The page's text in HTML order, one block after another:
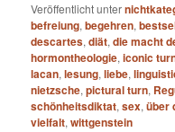
Veröffentlicht unter
befreiung,begehren,
descartes,diät,die macht
hormontheologie,iconic
lacan,lesung,liebe,
nietzsche,pictural turn,
schönheitsdiktat,sex,über
vielfalt,wittgenstein